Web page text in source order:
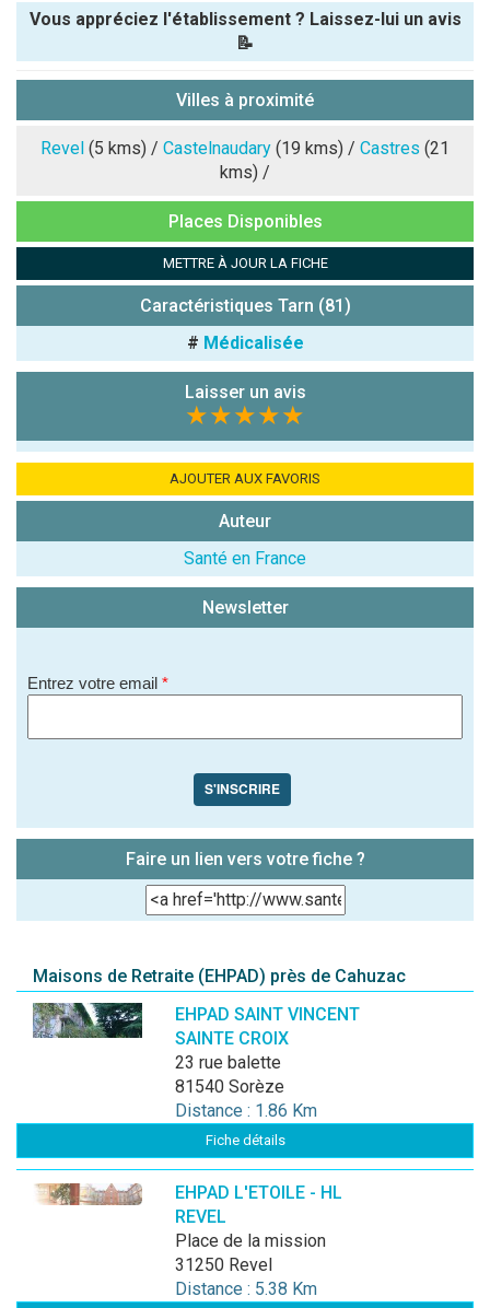
Vous appréciez l'établissement ? Laissez-lui un avis
📝
Note que vous souhaitez attribuer :
Antispam -
7x4 (en
:
(En cliquant sur 'Valider', j'accepte que mon avis
soit publié sur le site.)
Villes à proximité
Revel (5 kms) / Castelnaudary (19 kms) / Castres (21
kms) /
Places Disponibles
METTRE À JOUR LA FICHE
Caractéristiques Tarn (81)
# Médicalisée
Laisser un avis
★★★★★
AJOUTER AUX FAVORIS
Auteur
Santé en France
Newsletter
Entrez votre email *
S'INSCRIRE
Faire un lien vers votre fiche ?
Maisons de Retraite (EHPAD) près de Cahuzac
EHPAD SAINT VINCENT
SAINTE CROIX
23 rue balette
81540 Sorèze
Distance : 1.86 Km
Fiche détails
EHPAD L'ETOILE - HL
REVEL
Place de la mission
31250 Revel
Distance : 5.38 Km